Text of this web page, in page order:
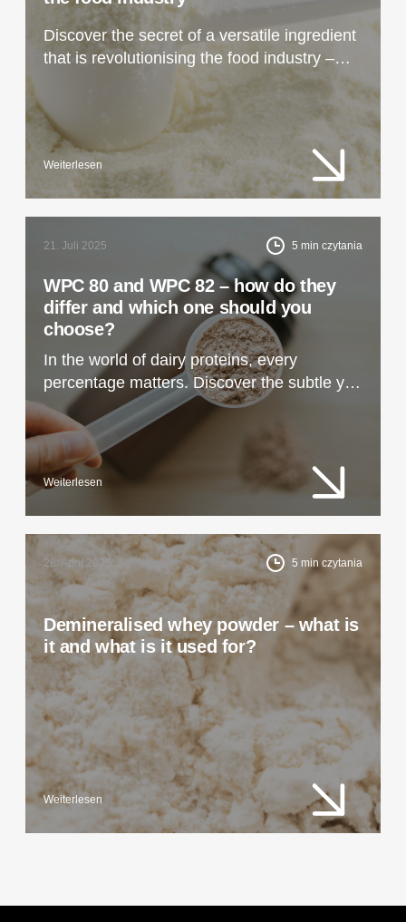
Discover the secret of a versatile ingredient
that is revolutionising the food industry –
skimmed milk powder is not just an additive,
but the key to quality, shelf life and profits!
Weiterlesen
21. Juli 2025 5 min czytania
WPC 80 and WPC 82 – how do they
differ and which one should you
choose?
In the world of dairy proteins, every
percentage matters. Discover the subtle yet
impactful differences between WPC 80 and
WPC 82 and which one suits your product
best.
Weiterlesen
28. April 2025 5 min czytania
Demineralised whey powder – what is
it and what is it used for?
Weiterlesen